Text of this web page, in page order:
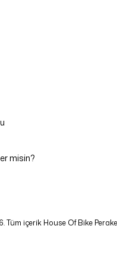
misin?
içerik House Of Bike